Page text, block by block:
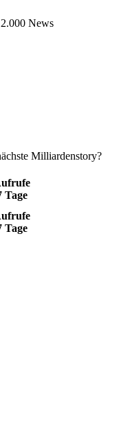
News
Milliardenstory?
Tage
Tage